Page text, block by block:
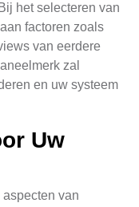
het selecteren van
factoren zoals
van eerdere
zal
en uw systeem
Uw
van